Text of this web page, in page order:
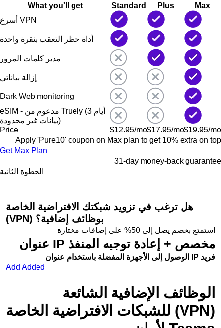
What you'll get
Standard Plus
Max
أسرع VPN
أداة حظر التعقب بنقرة واحدة
مدير كلمات المرور
إزالة بياناتي
Dark Web monitoring
eSIM - مدعوم من Truely (3 أيام
بيانات غير محدودة)
Price
$12.95/mo$17.95/mo$19.95/mo
Apply 'Pure10' coupon on Max plan to get 10% extra on top
Get Max Plan
31-day money-back guarantee
الخطوة الثانية
هل ترغب في تزويد شبكتك الافتراضية الخاصة
(VPN) بوظائف إضافية؟
استمتع بخصم يصل إلى 50% على إضافات مختارة
عنوان IP مخصص + إعادة توجيه المنفذ
الوصول إلى الأجهزة المفضلة باستخدام عنوان IP فريد
Add Added
الوظائف الإضافية الشائعة
للشبكات الافتراضية الخاصة (VPN)